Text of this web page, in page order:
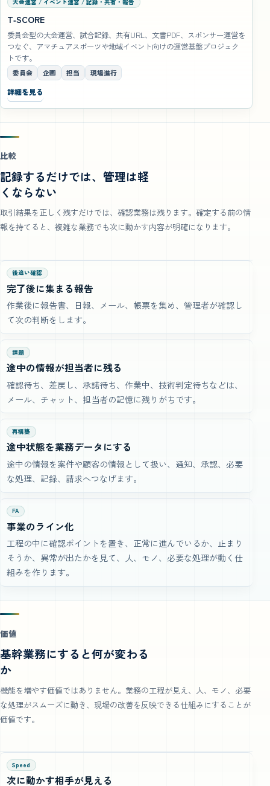
T‑SCORE
委員会型の大会運営、試合記録、共有URL、文書PDF、スポンサー運営を
つなぐ、アマチュアスポーツや地域イベント向けの運営基盤プロジェク
トです。
委員会 企画 担当 現場進行
詳細を見る
比較
記録するだけでは、管理は軽
くならない
取引結果を正しく残すだけでは、確認業務は残ります。確定する前の情
報を持てると、複雑な業務でも次に動かす内容が明確になります。
後追い確認
完了後に集まる報告
作業後に報告書、日報、メール、帳票を集め、管理者が確認し
て次の判断をします。
課題
途中の情報が担当者に残る
確認待ち、差戻し、承諾待ち、作業中、技術判定待ちなどは、
メール、チャット、担当者の記憶に残りがちです。
再構築
途中状態を業務データにする
途中の情報を案件や顧客の情報として扱い、通知、承認、必要
な処理、記録、請求へつなげます。
FA
事業のライン化
工程の中に確認ポイントを置き、正常に進んでいるか、止まり
そうか、異常が出たかを見て、人、モノ、必要な処理が動く仕
組みを作ります。
価値
基幹業務にすると何が変わる
か
機能を増やす価値ではありません。業務の工程が見え、人、モノ、必要
な処理がスムーズに動き、現場の改善を反映できる仕組みにすることが
価値です。
Speed
次に動かす相手が見える